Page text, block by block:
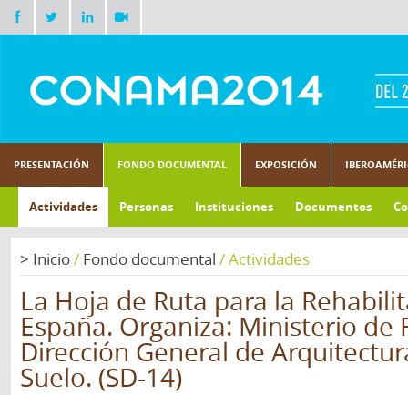
PRESENTACIÓN FONDO DOCUMENTAL EXPOSICIÓN
Actividades Personas Instituciones Documentos
> Inicio/ Fondo documental /Actividades
La Hoja de Ruta para la
España. Organiza: Ministerio de
Dirección General de
Suelo. (SD-14)